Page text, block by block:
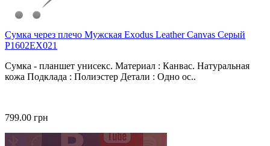
Сумка через плечо Мужская Exodus Leather Canvas Серый
P1602EX021
Сумка - планшет унисекс. Материал : Канвас. Натуральная
кожа Подклада : Полиэстер Детали : Одно ос..
799.00 грн